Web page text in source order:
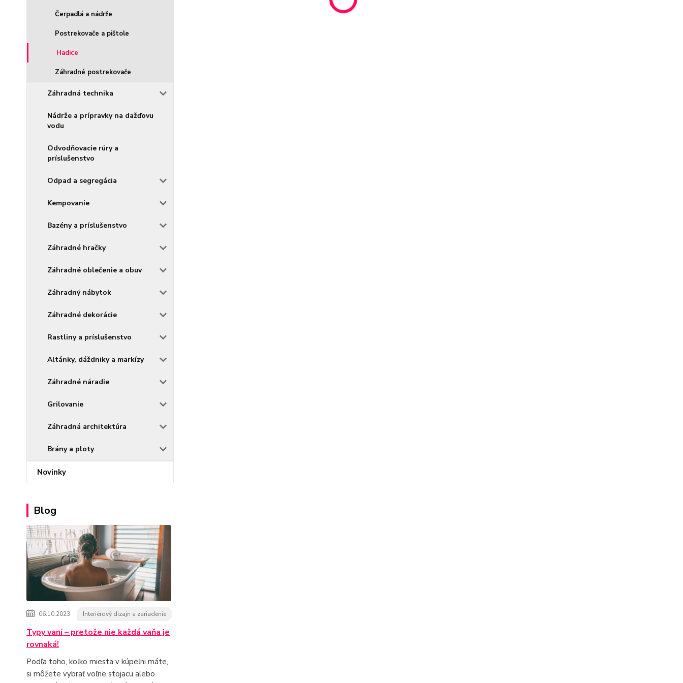
Čerpadlá a nádrže
Postrekovače a pištole
Hadice
Záhradné postrekovače
Záhradná technika
Nádrže a prípravky na dažďovu
vodu
Odvodňovacie rúry a
príslušenstvo
Odpad a segregácia
Kempovanie
Bazény a príslušenstvo
Záhradné hračky
Záhradné oblečenie a obuv
Záhradný nábytok
Záhradné dekorácie
Rastliny a príslušenstvo
Altánky, dáždniky a markízy
Záhradné náradie
Grilovanie
Záhradná architektúra
Brány a ploty
Novinky
Blog
06.10.2023 Interiérový dizajn a zariadenie
Typy vaní – pretože nie každá vaňa je
rovnaká!
Podľa toho, koľko miesta v kúpeľni máte,
si môžete vybrať voľne stojacu alebo